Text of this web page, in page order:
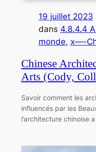
19 juillet 2023
dans 4.8.4.4
monde, x—-
Chinese
Arts (Cody,
Savoir comment les
influencés par les
l’architecture chinoise